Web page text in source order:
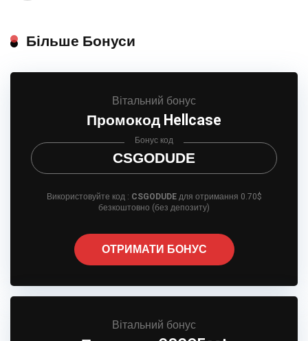
Більше Бонуси
Вітальний бонус
Промокод Hellcase
CSGODUDE
Бонус код
Використовуйте код : CSGODUDEдля отримання 0.70$
безкоштовно (без депозиту)
ОТРИМАТИ БОНУС
Вітальний бонус